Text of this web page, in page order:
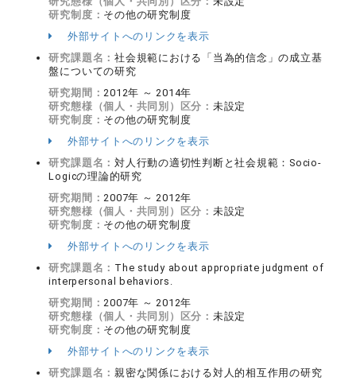
研究制度： その他の研究制度
外部サイトへのリンクを表示
研究課題名：社会規範における「当為的信念」の成立基
盤についての研究
研究期間：2012年 ～ 2014年
研究態様（個人・共同別）区分： 未設定
研究制度： その他の研究制度
外部サイトへのリンクを表示
研究課題名：対人行動の適切性判断と社会規範：Socio-
Logicの理論的研究
研究期間：2007年 ～ 2012年
研究態様（個人・共同別）区分： 未設定
研究制度： その他の研究制度
外部サイトへのリンクを表示
研究課題名： The study about appropriate judgment of
interpersonal behaviors.
研究期間：2007年 ～ 2012年
研究態様（個人・共同別）区分： 未設定
研究制度： その他の研究制度
外部サイトへのリンクを表示
研究課題名：親密な関係における対人的相互作用の研究